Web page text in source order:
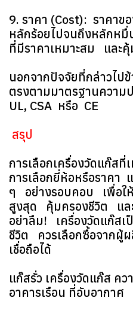
9. ราคา (Cost): ราคาข
หลักร้อยไปจนถึงหลักห
ที่มีราคาเหมาะสม และคุ้
นอกจากปัจจัยที่กล่าวไป
ตรงตามมาตรฐานความ
UL, CSA หรือ CE
สรุป
การเลือกเครื่องวัดแก๊สที่
การเลือกยี่ห้อหรือราคา
ๆ อย่างรอบคอบ เพื่อใ
สูงสุด คุ้มครองชีวิต แล
อย่าลืม! เครื่องวัดแก๊ส
ชีวิต ควรเลือกซื้อจากผู้
เชื่อถือได้
แก๊สรั่ว เครื่องวัดแก๊ส ค
อาคารเรือน ที่อับอากาศ